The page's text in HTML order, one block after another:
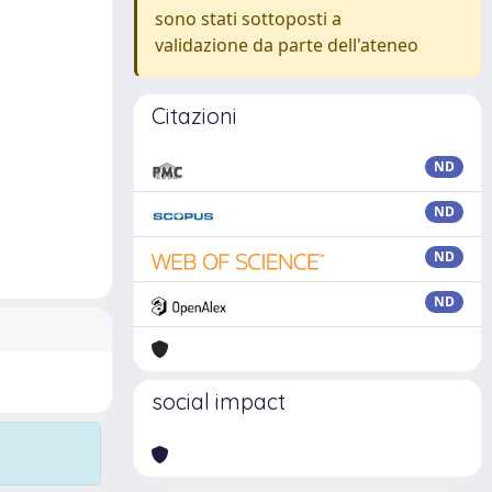
sono stati sottoposti a
validazione da parte dell'ateneo
Citazioni
ND
ND
ND
ND
social impact